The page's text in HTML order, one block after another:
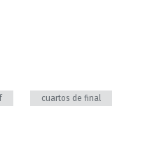
cuartos de final